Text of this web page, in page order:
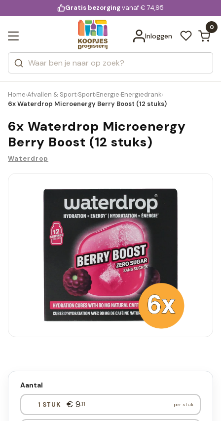
voor 20:00 uur besteld
Gratis bezorgingvanaf € 74,95
Inloggen
0
Zoeken
Categorieën
Merken
Bekijk alle resultaten
Home›Afvallen & Sport›Sport›Energie›Energiedrank›
6x Waterdrop Microenergy Berry Boost (12 stuks)
6x Waterdrop Microenergy
Berry Boost (12 stuks)
Waterdrop
Aantal
1 STUK € 9,11 per stuk